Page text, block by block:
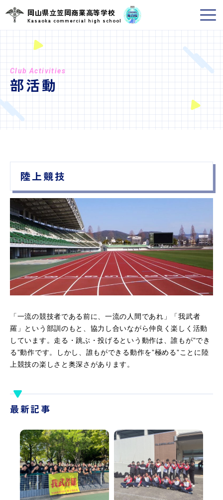
岡山県立笠岡商業高等学校
Kasaoka commercial high school
Club Activities
部活動
陸上競技
「一流の競技者である前に、一流の人間であれ」「我武者
羅」という部訓のもと、協力し合いながら仲良く楽しく活動
しています。走る・跳ぶ・投げるという動作は、誰もが”でき
る”動作です。しかし、誰もができる動作を”極める”ことに陸
上競技の楽しさと奥深さがあります。
最新記事